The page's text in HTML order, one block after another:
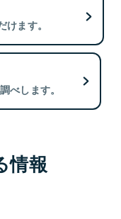
ます。
べします。
情報